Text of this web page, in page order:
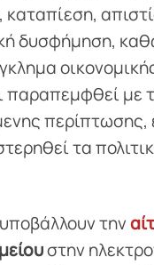
δυσφήμηση,
παραπεμφθεί με
περίπτωσης,
τα
την
στην